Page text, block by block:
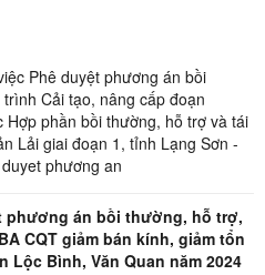
Phê duyệt phương án bồi
Cải tạo, nâng cấp đoạn
phần bồi thường, hỗ trợ và tái
Lải giai đoạn 1, tỉnh Lạng Sơn -
phương an
phương án bồi thường, hỗ trợ,
CQT giảm bán kính, giảm tổn
Bình, Văn Quan năm 2024